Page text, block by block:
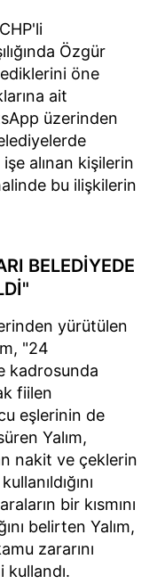
Özgür
öne
ait
üzerinden
alınan kişilerin
bu ilişkilerin
BELEDİYEDE
yürütülen
"24
kadrosunda
fiilen
eşlerinin de
Yalım,
nakit ve çeklerin
bir kısmını
belirten Yalım,
zararını